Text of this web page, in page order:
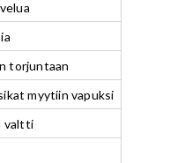
torjuntaan
myytiin vapuksi
valtti